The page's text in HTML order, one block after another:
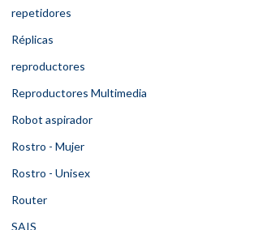
repetidores
Réplicas
reproductores
Reproductores Multimedia
Robot aspirador
Rostro - Mujer
Rostro - Unisex
Router
SAIS